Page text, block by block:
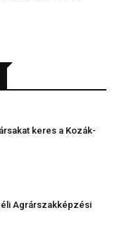
keres a Kozák-
Agrárszakképzési